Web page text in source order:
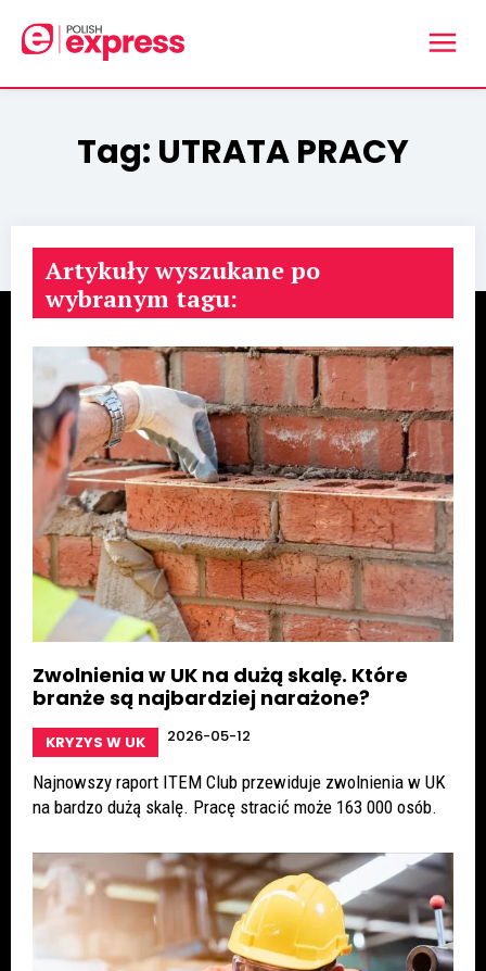
Tag: UTRATA PRACY
Artykuły wyszukane po
wybranym tagu:
Zwolnienia w UK na dużą skalę. Które
branże są najbardziej narażone?
KRYZYS W UK 2026-05-12
Najnowszy raport ITEM Club przewiduje zwolnienia w UK
na bardzo dużą skalę. Pracę stracić może 163 000 osób.